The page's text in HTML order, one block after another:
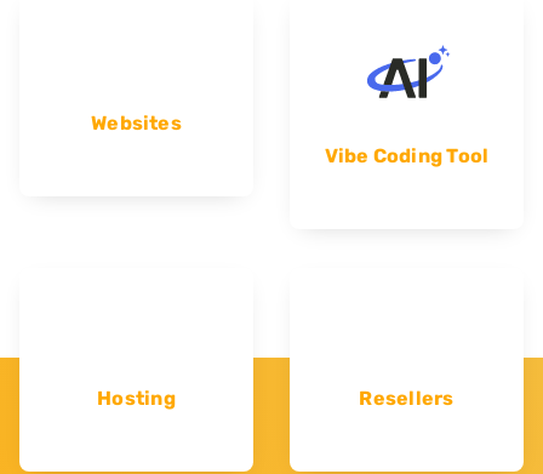
Websites
Vibe Coding Tool
Hosting Resellers